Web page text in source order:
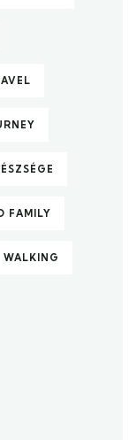
FAMILY
WALKING